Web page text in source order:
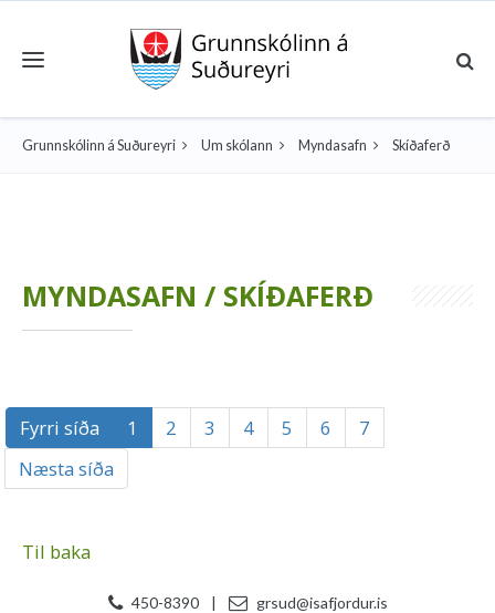
Toggle navigation
Grunnskólinn á Suðureyri Um skólann Myndasafn Skíðaferð
MYNDASAFN / SKÍÐAFERÐ
Fyrri síða 1 2 3 4 5 6
7
Næsta síða
Til baka
450-8390 | grsud@isafjordur.is